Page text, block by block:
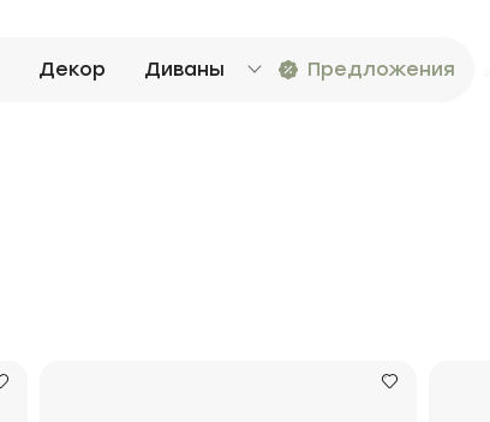
Декор Диваны Предложения